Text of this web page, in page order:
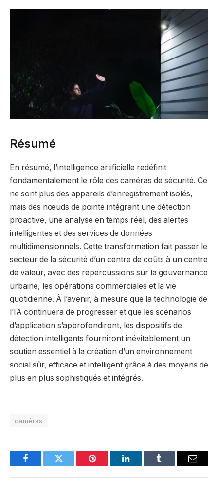
Résumé
En résumé, l’intelligence artificielle redéfinit
fondamentalement le rôle des caméras de sécurité. Ce
ne sont plus des appareils d’enregistrement isolés,
mais des nœuds de pointe intégrant une détection
proactive, une analyse en temps réel, des alertes
intelligentes et des services de données
multidimensionnels. Cette transformation fait passer le
secteur de la sécurité d’un centre de coûts à un centre
de valeur, avec des répercussions sur la gouvernance
urbaine, les opérations commerciales et la vie
quotidienne. À l’avenir, à mesure que la technologie de
l’IA continuera de progresser et que les scénarios
d’application s’approfondiront, les dispositifs de
détection intelligents fourniront inévitablement un
soutien essentiel à la création d’un environnement
social sûr, efficace et intelligent grâce à des moyens de
plus en plus sophistiqués et intégrés.
caméras
FacebookTwitter Pinterest LinkedInTumblr Email